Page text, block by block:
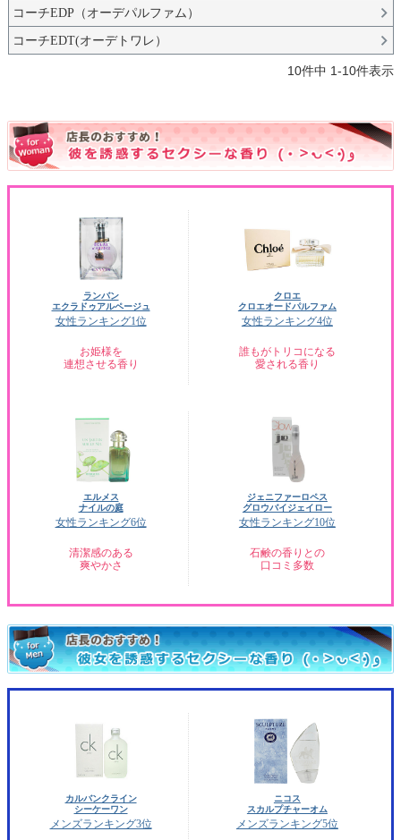
コーチEDP（オーデパルファム）
コーチEDT(オーデトワレ）
10件中 1-10件表示
ランバン
エクラドゥアルページュ
女性ランキング1位
お姫様を
連想させる香り
クロエ
クロエオードパルファム
女性ランキング4位
誰もがトリコになる
愛される香り
エルメス
ナイルの庭
女性ランキング6位
清潔感のある
爽やかさ
ジェニファーロペス
グロウバイジェイロー
女性ランキング10位
石鹸の香りとの
口コミ多数
カルバンクライン
シーケーワン
メンズランキング3位
ニコス
スカルプチャーオム
メンズランキング5位